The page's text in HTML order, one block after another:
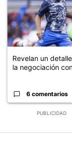
PUBLICIDAD
Revelan un
la negociación
6 comentarios